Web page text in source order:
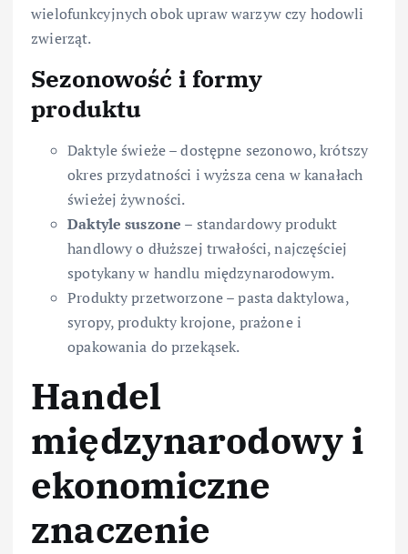
wielofunkcyjnych obok upraw warzyw czy hodowli
zwierząt.
Sezonowość i formy
produktu
Daktyle świeże – dostępne sezonowo, krótszy
okres przydatności i wyższa cena w kanałach
świeżej żywności.
Daktyle suszone – standardowy produkt
handlowy o dłuższej trwałości, najczęściej
spotykany w handlu międzynarodowym.
Produkty przetworzone – pasta daktylowa,
syropy, produkty krojone, prażone i
opakowania do przekąsek.
Handel
międzynarodowy i
ekonomiczne
znaczenie